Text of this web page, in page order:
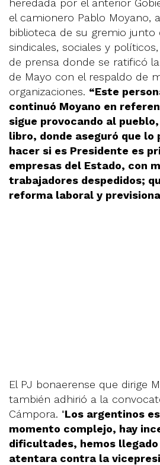
el camionero Pablo Moyano,
biblioteca de su gremio junto
sindicales, sociales y
de prensa donde se ratificó
de Mayo con el respaldo de
organizaciones. “Este
continuó Moyano en
sigue provocando al
libro, donde aseguró que lo
hacer si es Presidente es
empresas del Estado, con
trabajadores despedidos;
reforma laboral y
El PJ bonaerense que dirige
también adhirió a la
Cámpora. "Los argentinos
momento complejo, hay
dificultades, hemos
atentara contra la